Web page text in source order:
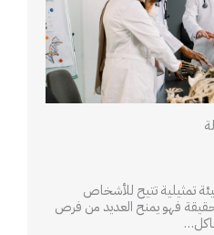
تمثيلية تتيح للأشخاص
حقيقة فهو يمنح العديد من فرص